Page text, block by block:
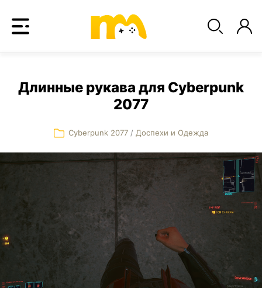
Длинные рукава для Cyberpunk
2077
Cyberpunk 2077 / Доспехи и Одежда